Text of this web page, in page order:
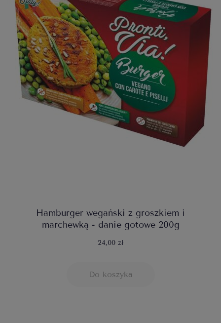
Hamburger wegański z groszkiem i
marchewką - danie gotowe 200g
24,00 zł
Do koszyka